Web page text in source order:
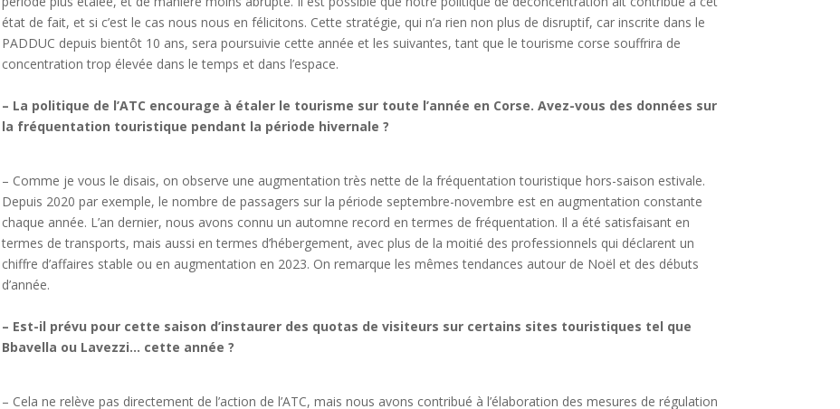
état de fait, et si c’est le cas nous nous en félicitons. Cette stratégie, qui n’a rien non plus de disruptif, car inscrite dans le
PADDUC depuis bientôt 10 ans, sera poursuivie cette année et les suivantes, tant que le tourisme corse souffrira de
concentration trop élevée dans le temps et dans l’espace.
– La politique de l’ATC encourage à étaler le tourisme sur toute l’année en Corse. Avez-vous des données sur
la fréquentation touristique pendant la période hivernale ?
– Comme je vous le disais, on observe une augmentation très nette de la fréquentation touristique hors-saison estivale.
Depuis 2020 par exemple, le nombre de passagers sur la période septembre-novembre est en augmentation constante
chaque année. L’an dernier, nous avons connu un automne record en termes de fréquentation. Il a été satisfaisant en
termes de transports, mais aussi en termes d’hébergement, avec plus de la moitié des professionnels qui déclarent un
chiffre d’affaires stable ou en augmentation en 2023. On remarque les mêmes tendances autour de Noël et des débuts
d’année.
– Est-il prévu pour cette saison d’instaurer des quotas de visiteurs sur certains sites touristiques tel que
Bbavella ou Lavezzi… cette année ?
– Cela ne relève pas directement de l’action de l’ATC, mais nous avons contribué à l’élaboration des mesures de régulation